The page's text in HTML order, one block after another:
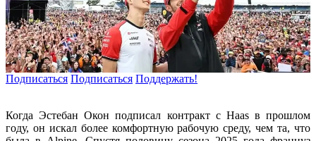
Подписаться Подписаться Поддержать!
Когда Эстебан Окон подписал контракт с Haas в прошлом
году, он искал более комфортную рабочую среду, чем та, что